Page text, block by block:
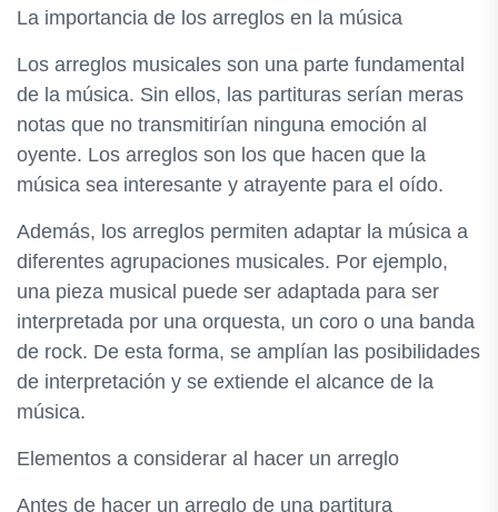
La importancia de los arreglos en la música
Los arreglos musicales son una parte fundamental
de la música. Sin ellos, las partituras serían meras
notas que no transmitirían ninguna emoción al
oyente. Los arreglos son los que hacen que la
música sea interesante y atrayente para el oído.
Además, los arreglos permiten adaptar la música a
diferentes agrupaciones musicales. Por ejemplo,
una pieza musical puede ser adaptada para ser
interpretada por una orquesta, un coro o una banda
de rock. De esta forma, se amplían las posibilidades
de interpretación y se extiende el alcance de la
música.
Elementos a considerar al hacer un arreglo
Antes de hacer un arreglo de una partitura